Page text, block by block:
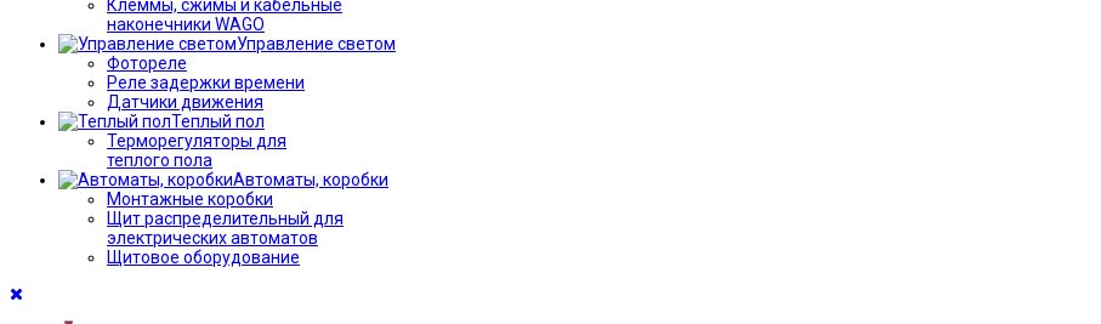
Клеммы, сжимы и кабельные
наконечники WAGO
Управление светом
Фотореле
Реле задержки времени
Датчики движения
Теплый пол
Терморегуляторы для
теплого пола
Автоматы, коробки
Монтажные коробки
Щит распределительный для
электрических автоматов
Щитовое оборудование